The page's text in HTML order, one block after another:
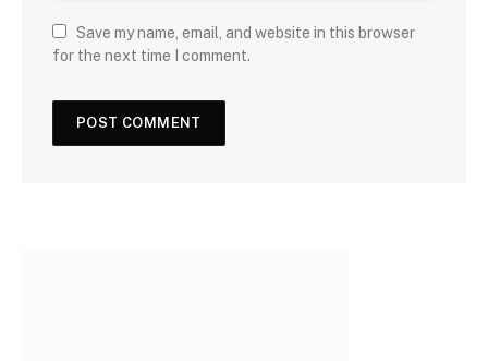
Save my name, email, and website in this browser
for the next time I comment.